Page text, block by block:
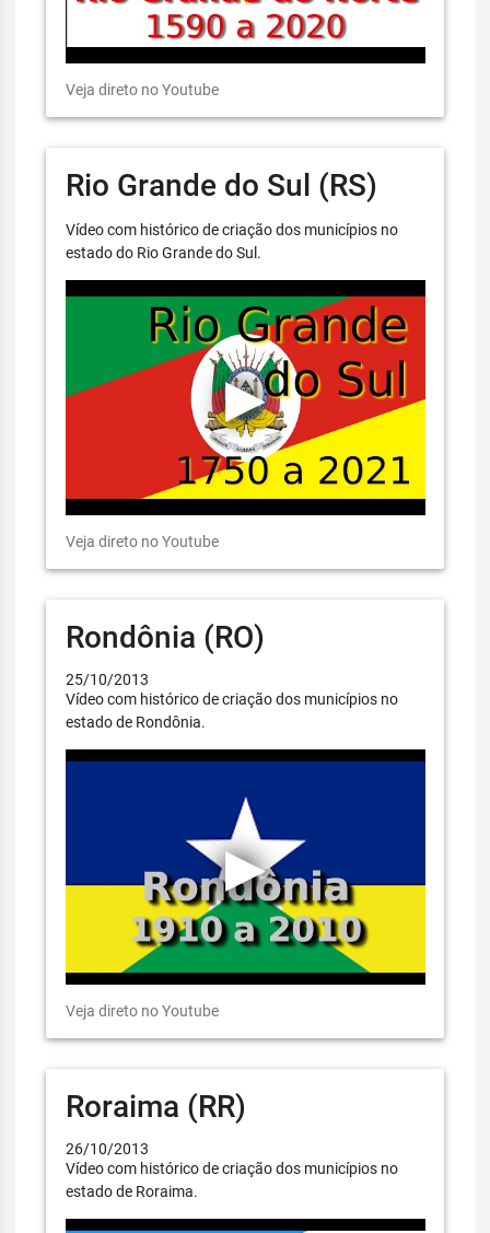
Veja direto no Youtube
Rio Grande do Sul (RS)
Vídeo com histórico de criação dos municípios no
estado do Rio Grande do Sul.
Veja direto no Youtube
Rondônia (RO)
25/10/2013
Vídeo com histórico de criação dos municípios no
estado de Rondônia.
Veja direto no Youtube
Roraima (RR)
26/10/2013
Vídeo com histórico de criação dos municípios no
estado de Roraima.